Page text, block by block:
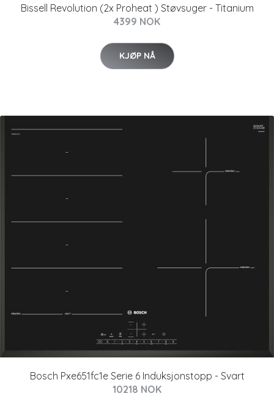
Bissell Revolution (2x Proheat ) Støvsuger - Titanium
4399 NOK
KJØP NÅ
Bosch Pxe651fc1e Serie 6 Induksjonstopp - Svart
10218 NOK